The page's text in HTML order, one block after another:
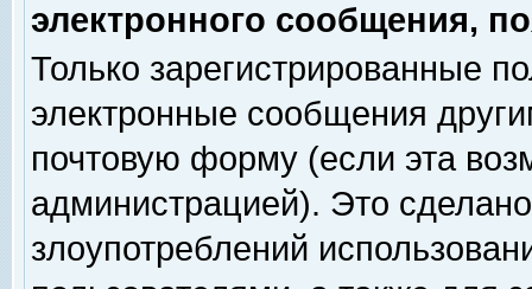
электронного сообщения,
Только зарегистрированные
электронные сообщения
почтовую форму (если эта
администрацией). Это
злоупотреблений